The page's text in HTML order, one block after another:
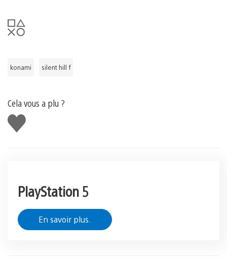
konami silent hill f
Cela vous a plu ?
J'aime
PlayStation 5
En savoir plus.